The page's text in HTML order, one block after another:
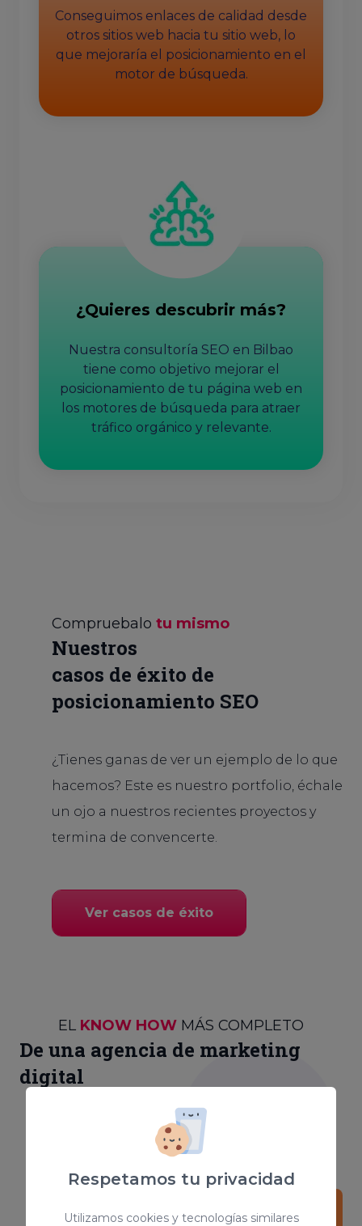
Respetamos tu privacidad
Utilizamos cookies y tecnologías similares
Conseguimos enlaces de calidad desde
otros sitios web hacia tu sitio web, lo
que mejoraría el posicionamiento en el
motor de búsqueda.
¿Quieres descubrir más?
Nuestra consultoría SEO en Bilbao
tiene como objetivo mejorar el
posicionamiento de tu página web en
los motores de búsqueda para atraer
tráfico orgánico y relevante.
Compruebalo tu mismo
Nuestros
casos de éxito de
posicionamiento SEO
¿Tienes ganas de ver un ejemplo de lo que
hacemos? Este es nuestro portfolio, échale
un ojo a nuestros recientes proyectos y
termina de convencerte.
Ver casos de éxito
EL KNOW HOW MÁS COMPLETO
De una agencia de marketing
digital
VER TODOS